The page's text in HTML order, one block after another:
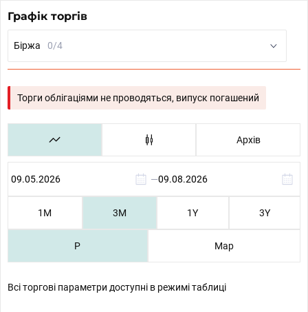
Графік торгів
Біржа 0/4
Торги облігаціями не проводяться, випуск погашений
Архів
—
1М 3М 1Y 3Y
P Map
Всі торгові параметри доступні в режимі таблиці